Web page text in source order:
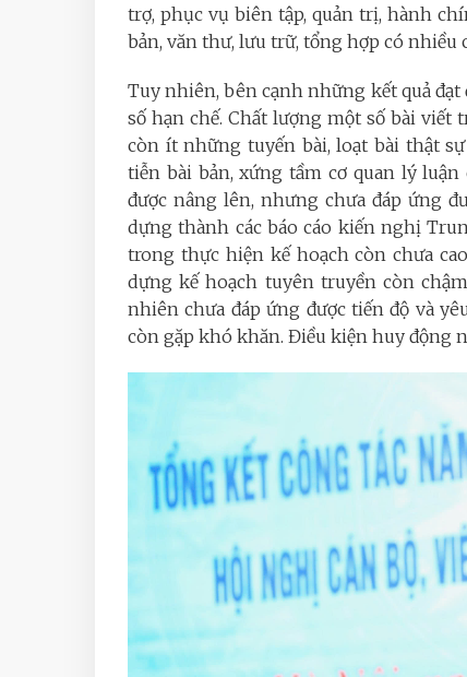
trợ, phục vụ biên tập, quản trị, hành
bản, văn thư, lưu trữ, tổng hợp có nhiều
Tuy nhiên, bên cạnh những kết quả
số hạn chế. Chất lượng một số bài viết
còn ít những tuyến bài, loạt bài thật
tiễn bài bản, xứng tầm cơ quan lý
được nâng lên, nhưng chưa đáp ứng
dựng thành các báo cáo kiến nghị
trong thực hiện kế hoạch còn chưa
dựng kế hoạch tuyên truyền còn
nhiên chưa đáp ứng được tiến độ và
còn gặp khó khăn. Điều kiện huy động